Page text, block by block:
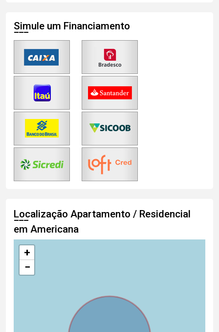
Simule um Financiamento
Localização Apartamento / Residencial
em Americana
+
−